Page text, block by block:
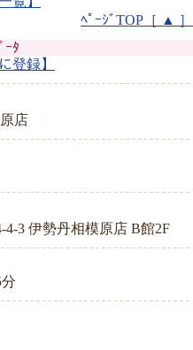
ﾍﾟｰｼﾞTOP［ ▲ ］
ｰﾀ
登録】
店
3 伊勢丹相模原店 B館2F